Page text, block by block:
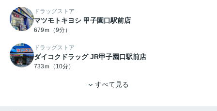
ドラッグストア
マツモトキヨシ 甲子園口駅前店
679ｍ（9分）
ドラッグストア
ダイコクドラッグ JR甲子園口駅前店
733ｍ（10分）
すべて見る